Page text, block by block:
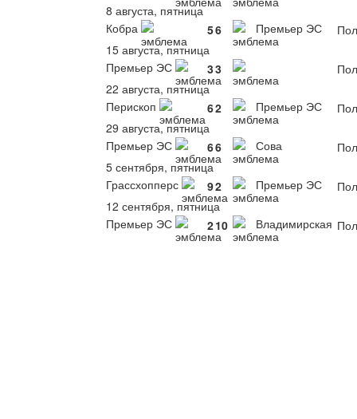
8 августа, пятница
Кобра
56 Премьер ЭС
15 августа, пятница
Премьер ЭС
33
22 августа, пятница
Перископ
62 Премьер ЭС
29 августа, пятница
Премьер ЭС
66 Сова
5 сентября, пятница
Грассхопперс
92 Премьер ЭС
12 сентября, пятница
Премьер ЭС
210 Владимирская